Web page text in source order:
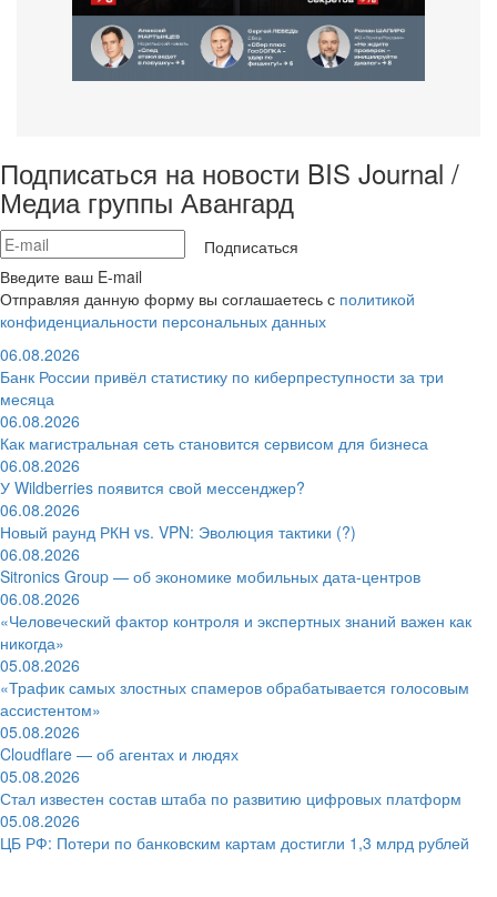
Подписаться на новости BIS Journal /
Медиа группы Авангард
Подписаться
Введите ваш E-mail
Отправляя данную форму вы соглашаетесь с политикой
конфиденциальности персональных данных
06.08.2026
Банк России привёл статистику по киберпреступности за три
месяца
06.08.2026
Как магистральная сеть становится сервисом для бизнеса
06.08.2026
У Wildberries появится свой мессенджер?
06.08.2026
Новый раунд РКН vs. VPN: Эволюция тактики (?)
06.08.2026
Sitronics Group — об экономике мобильных дата-центров
06.08.2026
«Человеческий фактор контроля и экспертных знаний важен как
никогда»
05.08.2026
«Трафик самых злостных спамеров обрабатывается голосовым
ассистентом»
05.08.2026
Cloudflare — об агентах и людях
05.08.2026
Стал известен состав штаба по развитию цифровых платформ
05.08.2026
ЦБ РФ: Потери по банковским картам достигли 1,3 млрд рублей